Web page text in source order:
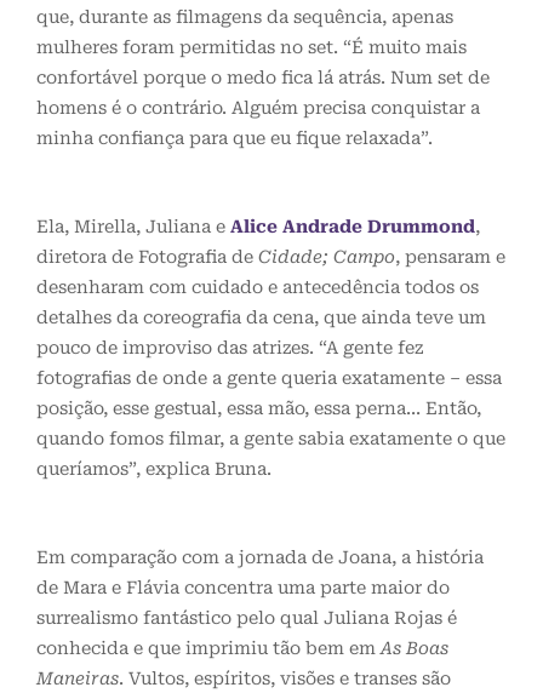
que, durante as filmagens da sequência, apenas
mulheres foram permitidas no set. “É muito mais
confortável porque o medo fica lá atrás. Num set de
homens é o contrário. Alguém precisa conquistar a
minha confiança para que eu fique relaxada”.
Ela, Mirella, Juliana e Alice Andrade Drummond,
diretora de Fotografia de Cidade; Campo, pensaram e
desenharam com cuidado e antecedência todos os
detalhes da coreografia da cena, que ainda teve um
pouco de improviso das atrizes. “A gente fez
fotografias de onde a gente queria exatamente – essa
posição, esse gestual, essa mão, essa perna… Então,
quando fomos filmar, a gente sabia exatamente o que
queríamos”, explica Bruna.
Em comparação com a jornada de Joana, a história
de Mara e Flávia concentra uma parte maior do
surrealismo fantástico pelo qual Juliana Rojas é
conhecida e que imprimiu tão bem emAs Boas
Maneiras. Vultos, espíritos, visões e transes são